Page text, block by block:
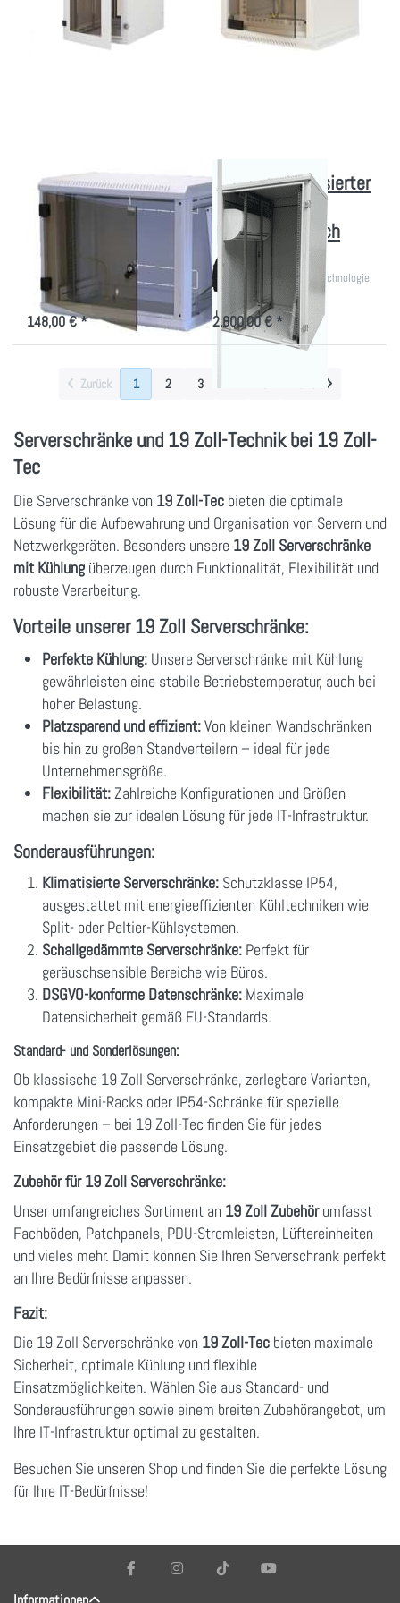
Kleiner
Netzwerkschrank
Zoll
Gehäuse mit abnehmbaren
Seitenteilen für 19"-Technik
148,00 € *
Drücken Sie
ENTER für mehr
Optionen zu
Kleiner Klimatisierter
IT-Schrank
Energieverbrauch
A++
Sehr leise mit Inverter-Technologie
- Bürotauglich!
2.800,00 € *
Drücken Sie
ENTER für mehr
Optionen zu
Zurück 1 2 3
Serverschränke und 19 Zoll-Technik bei 19 Zoll-
Tec
Die Serverschränke von 19 Zoll-Tec bieten die optimale
Lösung für die Aufbewahrung und Organisation von Servern und
Netzwerkgeräten. Besonders unsere 19 Zoll Serverschränke
mit Kühlung überzeugen durch Funktionalität, Flexibilität und
robuste Verarbeitung.
Vorteile unserer 19 Zoll Serverschränke:
Perfekte Kühlung: Unsere Serverschränke mit Kühlung
gewährleisten eine stabile Betriebstemperatur, auch bei
hoher Belastung.
Platzsparend und effizient:Von kleinen Wandschränken
bis hin zu großen Standverteilern – ideal für jede
Unternehmensgröße.
Flexibilität:Zahlreiche Konfigurationen und Größen
machen sie zur idealen Lösung für jede IT-Infrastruktur.
Sonderausführungen:
Klimatisierte Serverschränke: Schutzklasse IP54,
ausgestattet mit energieeffizienten Kühltechniken wie
Split- oder Peltier-Kühlsystemen.
Schallgedämmte Serverschränke: Perfekt für
geräuschsensible Bereiche wie Büros.
DSGVO-konforme Datenschränke: Maximale
Datensicherheit gemäß EU-Standards.
Standard- und Sonderlösungen:
Ob klassische 19 Zoll Serverschränke, zerlegbare Varianten,
kompakte Mini-Racks oder IP54-Schränke für spezielle
Anforderungen – bei 19 Zoll-Tec finden Sie für jedes
Einsatzgebiet die passende Lösung.
Zubehör für 19 Zoll Serverschränke:
Unser umfangreiches Sortiment an 19 Zoll Zubehörumfasst
Fachböden, Patchpanels, PDU-Stromleisten, Lüftereinheiten
und vieles mehr. Damit können Sie Ihren Serverschrank perfekt
an Ihre Bedürfnisse anpassen.
Fazit:
Die 19 Zoll Serverschränke von 19 Zoll-Tec bieten maximale
Sicherheit, optimale Kühlung und flexible
Einsatzmöglichkeiten. Wählen Sie aus Standard- und
Sonderausführungen sowie einem breiten Zubehörangebot, um
Ihre IT-Infrastruktur optimal zu gestalten.
Besuchen Sie unseren Shop und finden Sie die perfekte Lösung
für Ihre IT-Bedürfnisse!